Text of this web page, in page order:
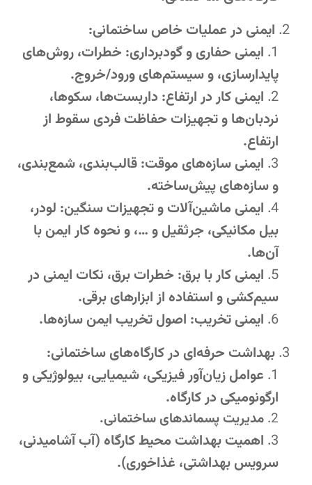
ایمنی در عملیات خاص ساختمانی:
ایمنی حفاری و گودبرداری: خطرات، روش‌های
پایدارسازی، و سیستم‌های ورود/خروج.
ایمنی کار در ارتفاع: داربست‌ها، سکوها،
نردبان‌ها و تجهیزات حفاظت فردی سقوط از
ارتفاع.
ایمنی سازه‌های موقت: قالب‌بندی، شمع‌بندی،
و سازه‌های پیش‌ساخته.
ایمنی ماشین‌آلات و تجهیزات سنگین: لودر،
بیل مکانیکی، جرثقیل و …، و نحوه کار ایمن با
آن‌ها.
ایمنی کار با برق: خطرات برق، نکات ایمنی در
سیم‌کشی و استفاده از ابزارهای برقی.
ایمنی تخریب: اصول تخریب ایمن سازه‌ها.
بهداشت حرفه‌ای در کارگاه‌های ساختمانی:
عوامل زیان‌آور فیزیکی، شیمیایی، بیولوژیکی و
ارگونومیکی در کارگاه.
مدیریت پسماندهای ساختمانی.
اهمیت بهداشت محیط کارگاه (آب آشامیدنی،
سرویس بهداشتی، غذاخوری).